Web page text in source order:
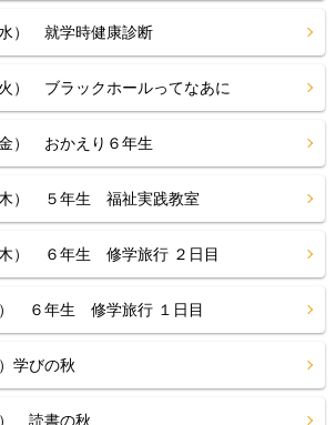
） 就学時健康診断
） ブラックホールってなあに
） おかえり６年生
木） ５年生 福祉実践教室
木） ６年生 修学旅行 ２日目
） ６年生 修学旅行 １日目
学びの秋
） 読書の秋